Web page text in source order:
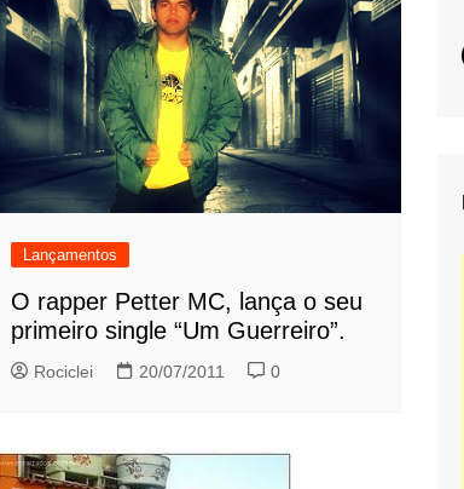
Lançamentos
O rapper Petter MC, lança o seu
primeiro single “Um Guerreiro”.
Rociclei 20/07/2011 0